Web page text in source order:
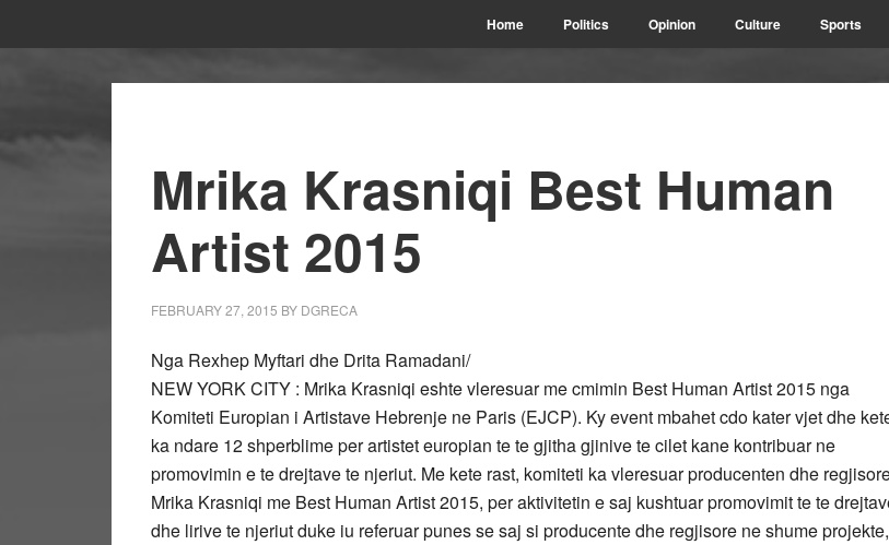
Home Politics Opinion Culture Sports
Mrika Krasniqi Best Human
Artist 2015
FEBRUARY 27, 2015 BY DGRECA
Nga Rexhep Myftari dhe Drita Ramadani/
NEW YORK CITY : Mrika Krasniqi eshte vleresuar me cmimin Best Human Artist 2015 nga
Komiteti Europian i Artistave Hebrenje ne Paris (EJCP). Ky event mbahet cdo kater vjet dhe
ka ndare 12 shperblime per artistet europian te te gjitha gjinive te cilet kane kontribuar ne
promovimin e te drejtave te njeriut. Me kete rast, komiteti ka vleresuar producenten dhe
Mrika Krasniqi me Best Human Artist 2015, per aktivitetin e saj kushtuar promovimit te te
dhe lirive te njeriut duke iu referuar punes se saj si producente dhe regjisore ne shume